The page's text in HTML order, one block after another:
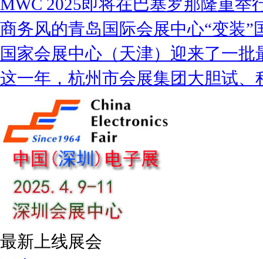
MWC 2025即将在巴塞罗那隆重举
商务风的青岛国际会展中心“变装”
国家会展中心（天津）迎来了一批
这一年，杭州市会展集团大胆试、
最新上线展会